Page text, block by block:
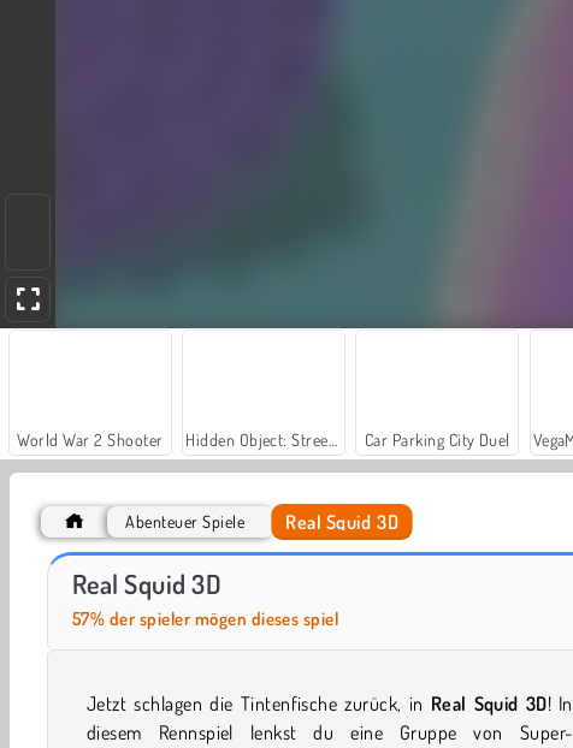
World War 2 Shooter Car Parking City Duel
Let's Fish!
Abenteuer Spiele Real Squid 3D
Real Squid 3D
57% der spieler mögen dieses spiel
Jetzt schlagen die Tintenfische zurück, in Real Squid 3D! In
diesem Rennspiel lenkst du eine Gruppe von Super-